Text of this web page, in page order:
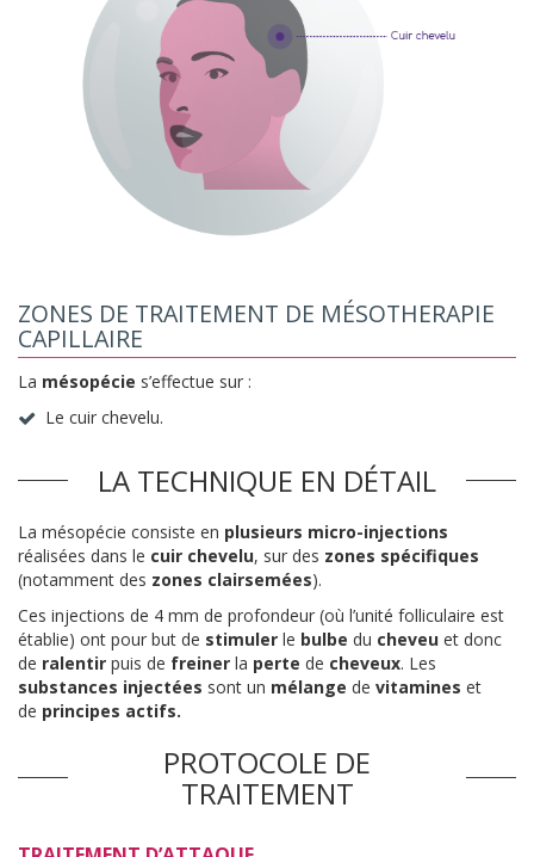
ZONES DE TRAITEMENT DE MÉSOTHERAPIE
CAPILLAIRE
La mésopécie s’effectue sur :
Le cuir chevelu.
LA TECHNIQUE EN DÉTAIL
La mésopécie consiste en plusieurs micro-injections
réalisées dans le cuir chevelu, sur des zones spécifiques
(notamment des zones clairsemées).
Ces injections de 4 mm de profondeur (où l’unité folliculaire est
établie) ont pour but de stimuler le bulbe du cheveu et donc
de ralentir puis de freiner la perte de cheveux. Les
substances injectées sont un mélange de vitamines et
de principes actifs.
PROTOCOLE DE
TRAITEMENT